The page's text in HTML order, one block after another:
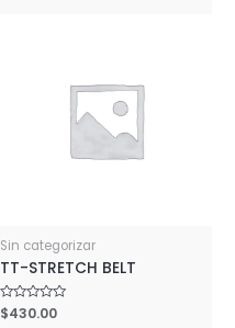
Sin categorizar
TT-STRETCH BELT
Rated
0
$430.00